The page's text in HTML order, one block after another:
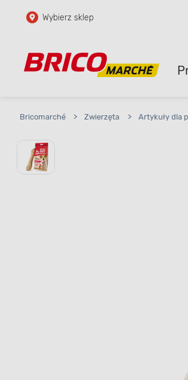
Przejdź do głównej zawartości
Przejdź do wyszukiwarki
Wybierz sklep
Bricomarché > Zwierzęta > Artykuły dla